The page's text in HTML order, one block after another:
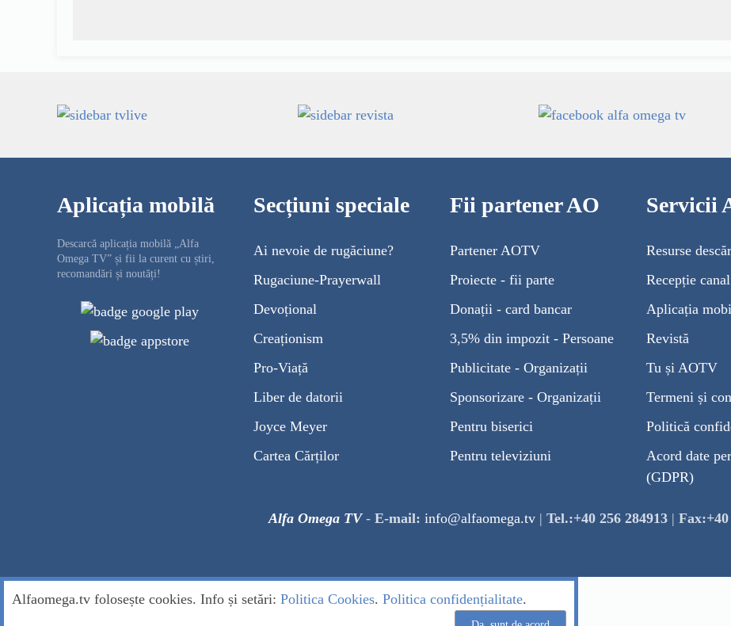
Aplicația mobilă
Descarcă aplicația mobilă „Alfa
Omega TV” și fii la curent cu știri,
recomandări și noutăți!
Secțiuni speciale
Ai nevoie de rugăciune?
Rugaciune-Prayerwall
Devoțional
Creaționism
Pro-Viață
Liber de datorii
Joyce Meyer
Cartea Cărților
Fii partener AO
Partener AOTV
Proiecte - fii parte
Donații - card bancar
3,5% din impozit - Persoane
Publicitate - Organizații
Sponsorizare - Organizații
Pentru biserici
Pentru televiziuni
Servicii
Resurse
Recepție canal
Aplicația
Revistă
Tu și AOTV
Termeni și
Politică
Acord date
(GDPR)
Alfa Omega TV- E-mail: info@alfaomega.tv| Tel.:+40 256 284913| Fax:+40
Alfaomega.tv folosește cookies. Info și setări: Politica Cookies. Politica confidențialitate.